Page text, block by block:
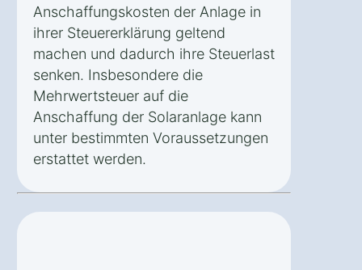
Anschaffungskosten der Anlage in
ihrer Steuererklärung geltend
machen und dadurch ihre Steuerlast
senken. Insbesondere die
Mehrwertsteuer auf die
Anschaffung der Solaranlage kann
unter bestimmten Voraussetzungen
erstattet werden.